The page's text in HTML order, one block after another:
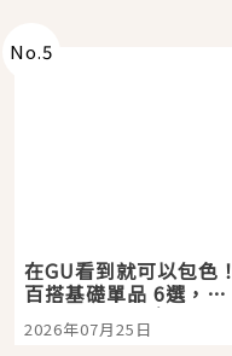
No.5
在GU看到就可以包色！
百搭基礎單品 6選，閉
眼全收也不心疼
2026年07月25日